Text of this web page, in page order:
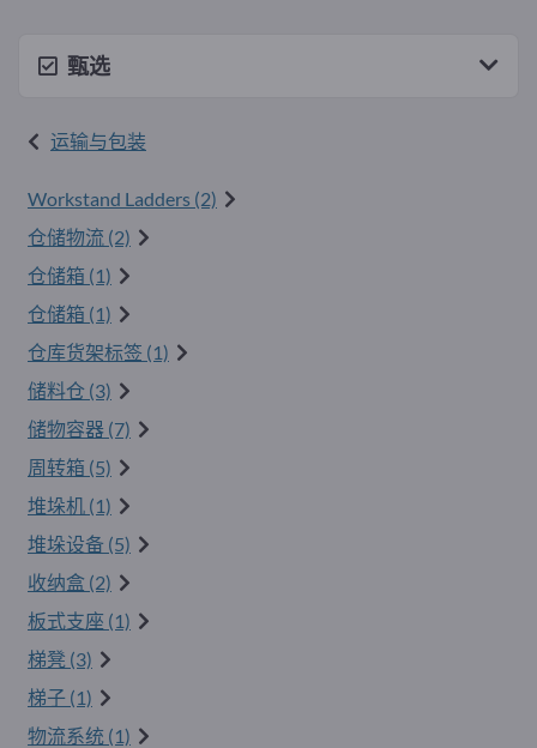
甄选
运输与包装
Workstand Ladders (2)
仓储物流 (2)
仓储箱 (1)
仓储箱 (1)
仓库货架标签 (1)
储料仓 (3)
储物容器 (7)
周转箱 (5)
堆垛机 (1)
堆垛设备 (5)
收纳盒 (2)
板式支座 (1)
梯凳 (3)
梯子 (1)
物流系统 (1)